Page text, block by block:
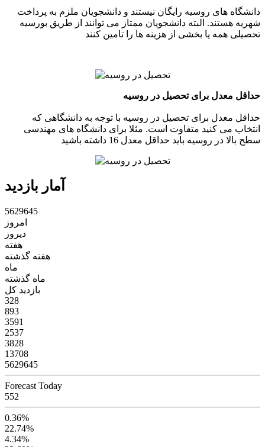
دانشگاه های روسیه رایگان نیستند و دانشجویان ملزم به پرداخت
شهریه هستند. البته دانشجویان ممتاز می توانند از طریق بورسیه
تحصیلی همه یا بخشی از هزینه ها را تامین کنند
حداقل معدل برای تحصیل در روسیه
حداقل معدل برای تحصیل در روسیه با توجه به دانشگاهی که
انتخاب می کنید متفاوت است. مثلا برای دانشگاه های مهندسی
سطح بالا در روسیه باید حداقل معدل 16 داشته باشید
آمار بازدید
5629645
امروز
دیروز
هفته
هفته گذشته
ماه
ماه گذشته
بازدید کل
328
893
3591
2537
3828
13708
5629645
Forecast Today
552
0.36%
22.74%
4.34%